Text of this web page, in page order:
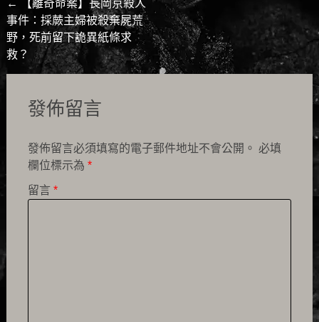
Post
navigation
←
【離奇命案】長岡京殺人
事件：採蕨主婦被殺棄屍荒
野，死前留下詭異紙條求
救？
發佈留言
發佈留言必須填寫的電子郵件地址不會公開。 必填
欄位標示為 *
留言 *